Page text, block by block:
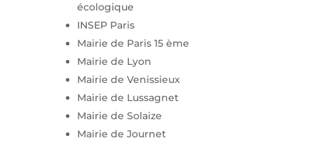
écologique
INSEP Paris
Mairie de Paris 15 ème
Mairie de Lyon
Mairie de Venissieux
Mairie de Lussagnet
Mairie de Solaize
Mairie de Journet